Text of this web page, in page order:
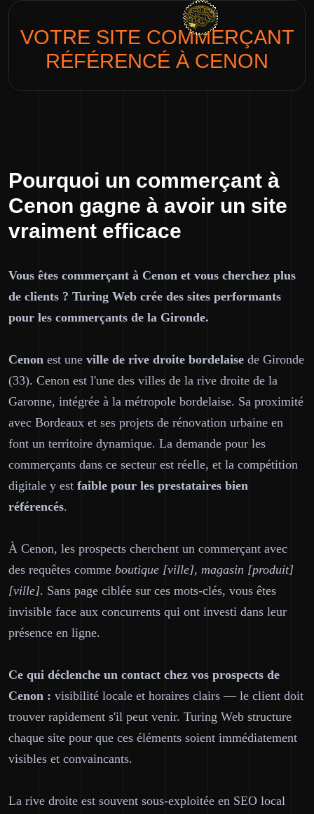
VOTRE SITE COMMERÇANT
RÉFÉRENCÉ À CENON
Pourquoi un commerçant à
Cenon gagne à avoir un site
vraiment efficace
Vous êtes commerçant à Cenon et vous cherchez plus
de clients ? Turing Web crée des sites performants
pour les commerçants de la Gironde.
Cenon est une ville de rive droite bordelaise de Gironde
(33). Cenon est l'une des villes de la rive droite de la
Garonne, intégrée à la métropole bordelaise. Sa proximité
avec Bordeaux et ses projets de rénovation urbaine en
font un territoire dynamique. La demande pour les
commerçants dans ce secteur est réelle, et la compétition
digitale y est faible pour les prestataires bien
référencés.
À Cenon, les prospects cherchent un commerçant avec
des requêtes comme boutique [ville], magasin [produit]
[ville]. Sans page ciblée sur ces mots-clés, vous êtes
invisible face aux concurrents qui ont investi dans leur
présence en ligne.
Ce qui déclenche un contact chez vos prospects de
Cenon : visibilité locale et horaires clairs — le client doit
trouver rapidement s'il peut venir. Turing Web structure
chaque site pour que ces éléments soient immédiatement
visibles et convaincants.
La rive droite est souvent sous-exploitée en SEO local